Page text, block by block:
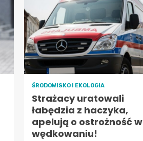
ŚRODOWISKO I EKOLOGIA
Strażacy uratowali
łabędzia z haczyka,
apelują o ostrożność w
wędkowaniu!